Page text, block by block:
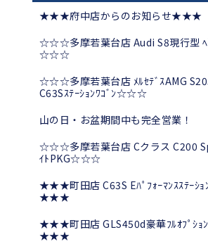
★★★府中店からのお知らせ★★★
☆☆☆多摩若葉台店 Audi S8現行型 ﾍ
☆☆☆
☆☆☆多摩若葉台店 ﾒﾙｾﾃﾞｽAMG
C63Sｽﾃｰｼｮﾝﾜｺﾞﾝ☆☆☆
山の日・お盆期間中も完全営業！
☆☆☆多摩若葉台店 Cクラス C200
ｲﾄPKG☆☆☆
★★★町田店 C63S Eﾊﾟﾌｫｰﾏﾝｽｽﾃｰｼｮ
★★★
★★★町田店 GLS450d豪華ﾌﾙｵﾌﾟｼｮ
★★★